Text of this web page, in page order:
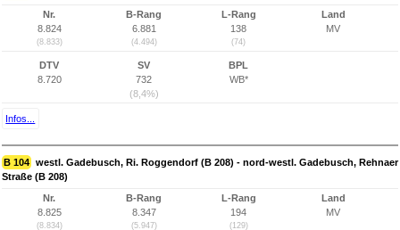
Nr.
8.824
(8.833)
B-Rang
6.881
(4.494)
L-Rang
138
(74)
Land
MV
DTV
8.720
SV
732
(8,4%)
BPL
WB*
Infos...
B 104 westl. Gadebusch, Ri. Roggendorf (B 208) - nord-westl. Gadebusch, Rehnaer
Straße (B 208)
Nr.
8.825
(8.834)
B-Rang
8.347
(5.947)
L-Rang
194
(129)
Land
MV